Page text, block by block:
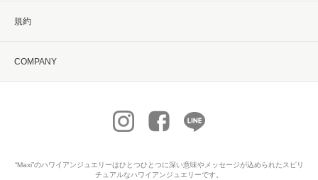
規約
COMPANY
“Maxi”のハワイアンジュエリーはひとつひとつに深い意味やメッセージが込められたスピリ
チュアルなハワイアンジュエリーです。